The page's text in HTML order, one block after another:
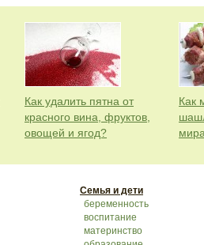
Как удалить пятна от
красного вина, фруктов,
овощей и ягод?
Как
Семья и дети
беременность
воспитание
материнство